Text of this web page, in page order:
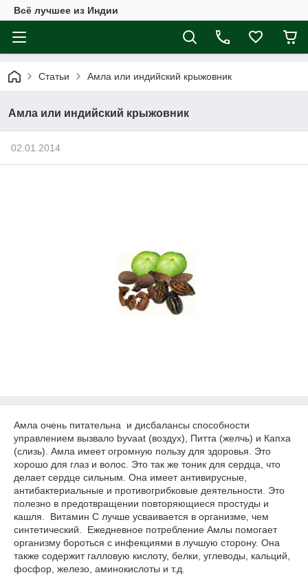
Всё лучшее из Индии
Статьи Амла или индийский крыжовник
Амла или индийский крыжовник
02.01.2014
Амла очень питательна и дисбалансы способности
управлением вызвало byvaat (воздух), Питта (желчь) и Капха
(слизь). Амла имеет огромную пользу для здоровья. Это
хорошо для глаз и волос. Это так же тоник для сердца, что
делает сердце сильным. Она имеет антивирусные,
антибактериальные и противогрибковые деятельности. Это
полезно в предотвращении повторяющиеся простуды и
кашля. Витамин С лучше усваивается в организме, чем
синтетический. Ежедневное потребление Амлы помогает
организму бороться с инфекциями в лучшую сторону. Она
также содержит галловую кислоту, белки, углеводы, кальций,
фосфор, железо, аминокислоты и т.д.